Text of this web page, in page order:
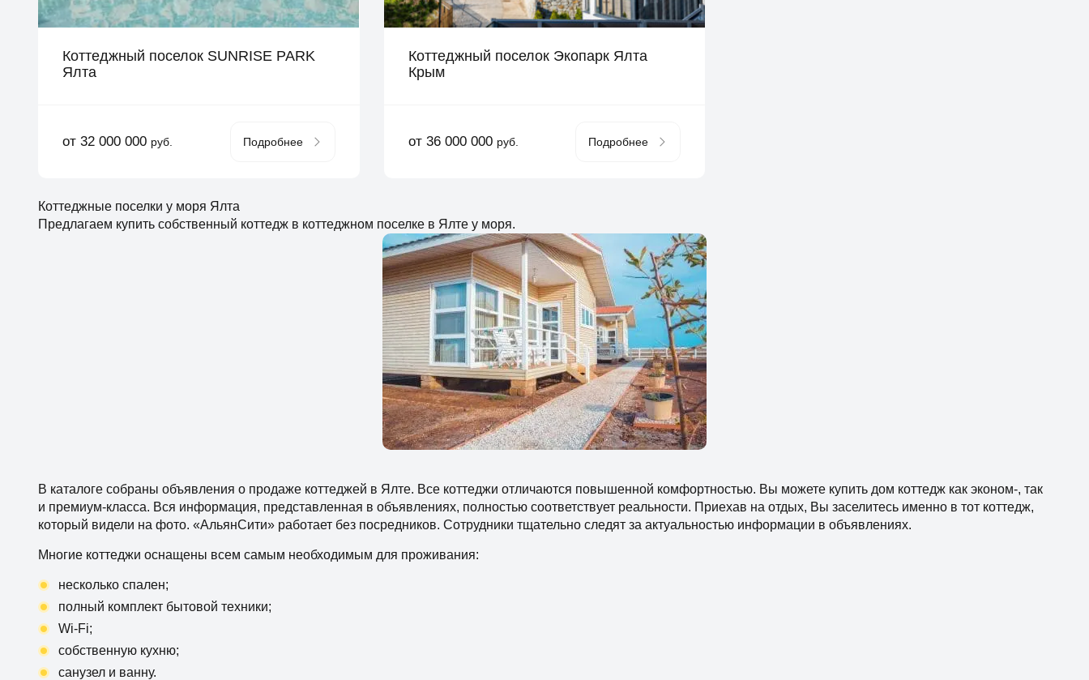
Коттеджный поселок SUNRISE PARK
Ялта
от 32 000 000 руб. Подробнее
Коттеджный поселок Экопарк Ялта
Крым
от 36 000 000 руб. Подробнее
Коттеджные поселки у моря Ялта
Предлагаем купить собственный коттедж в коттеджном поселке в Ялте у моря.
В каталоге собраны объявления о продаже коттеджей в Ялте. Все коттеджи отличаются повышенной комфортностью. Вы можете купить дом коттедж как эконом-, так
и премиум-класса. Вся информация, представленная в объявлениях, полностью соответствует реальности. Приехав на отдых, Вы заселитесь именно в тот коттедж,
который видели на фото. «АльянСити» работает без посредников. Сотрудники тщательно следят за актуальностью информации в объявлениях.
Многие коттеджи оснащены всем самым необходимым для проживания:
несколько спален;
полный комплект бытовой техники;
Wi-Fi;
собственную кухню;
санузел и ванну.